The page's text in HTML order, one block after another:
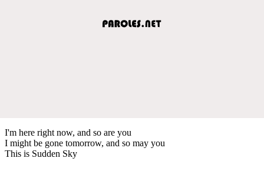
I'm here right now, and so are you
I might be gone tomorrow, and so may you
This is Sudden Sky